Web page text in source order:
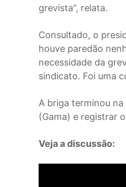
grevista”, relata.
Consultado, o
houve paredão
necessidade da
sindicato. Foi uma
A briga terminou na
(Gama) e registrar
Veja a discussão: